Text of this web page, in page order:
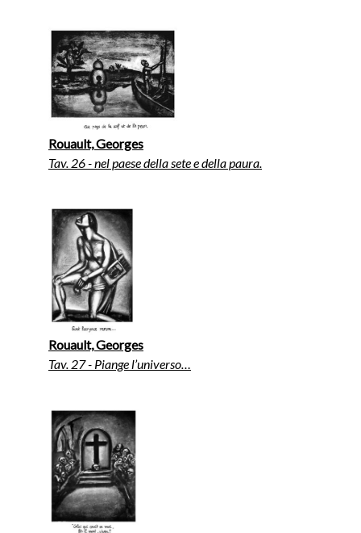
Rouault, Georges
Tav. 26 - nel paese della sete e della paura.
Rouault, Georges
Tav. 27 - Piange l’universo…